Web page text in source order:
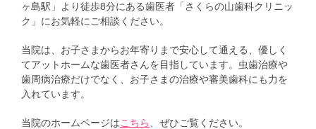
ヶ島駅」より徒歩8分にある歯医者「さくらの山歯科クリニッ
ク」にお気軽にご相談ください。
当院は、お子さまからお年寄りまで安心して通える、優しく
てアットホームな歯医者さんを目指しています。虫歯治療や
歯周病治療だけでなく、お子さまの治療や審美歯科にも力を
入れています。
当院のホームページはこちら 、ぜひご覧ください。